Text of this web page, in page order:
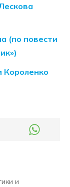
(по повести
Короленко
и